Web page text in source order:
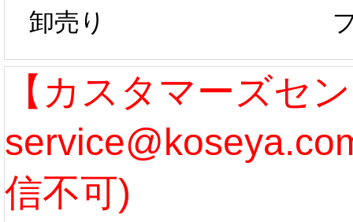
作、発送予定と
なります。 ...
[more]
たし
ル期
まで
卸売り
【カスタマーズセ
信不可)